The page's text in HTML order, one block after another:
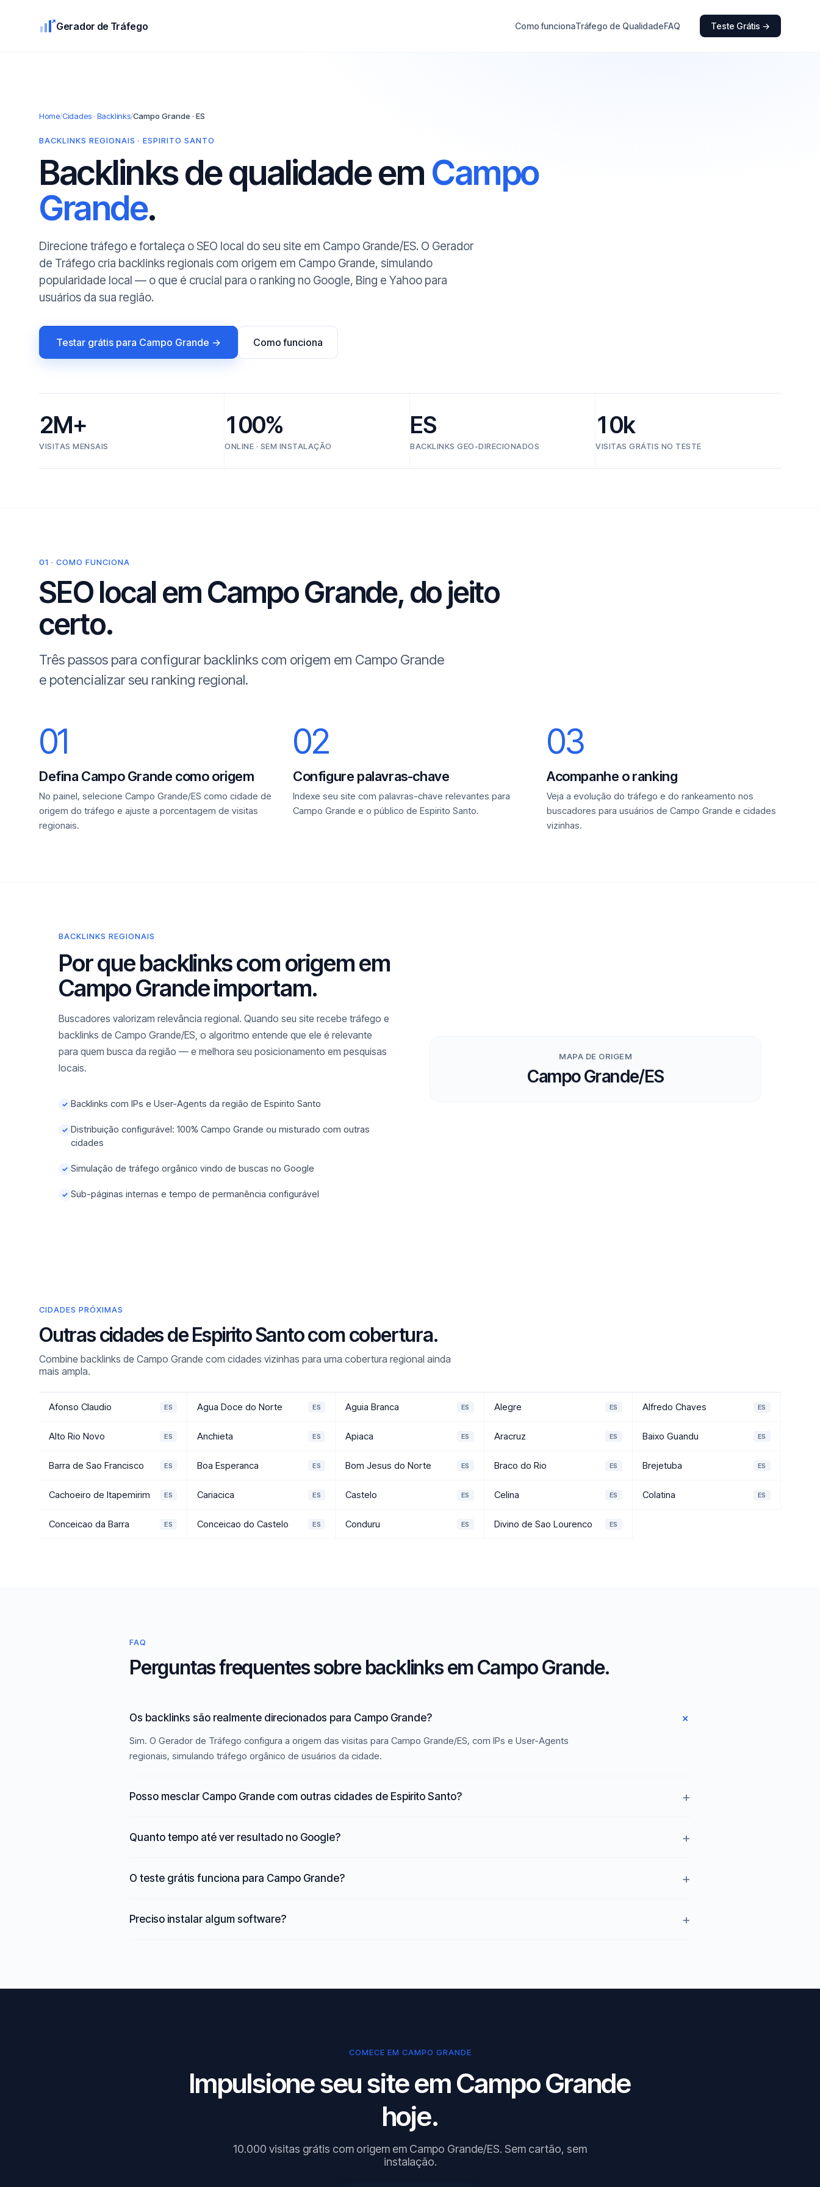
Gerador de Tráfego Como funcionaTráfego de QualidadeFAQ Teste Grátis →
Home/Cidades · Backlinks/Campo Grande · ES
BACKLINKS REGIONAIS · ESPIRITO SANTO
Backlinks de qualidade em Campo
Grande.
Direcione tráfego e fortaleça o SEO local do seu site em Campo Grande/ES. O Gerador
de Tráfego cria backlinks regionais com origem em Campo Grande, simulando
popularidade local — o que é crucial para o ranking no Google, Bing e Yahoo para
usuários da sua região.
Testar grátis para Campo Grande → Como funciona
2M+
VISITAS MENSAIS
100%
ONLINE · SEM INSTALAÇÃO
ES
BACKLINKS GEO-DIRECIONADOS
10k
VISITAS GRÁTIS NO TESTE
01 · COMO FUNCIONA
SEO local em Campo Grande, do jeito
certo.
Três passos para configurar backlinks com origem em Campo Grande
e potencializar seu ranking regional.
01
Defina Campo Grande como origem
No painel, selecione Campo Grande/ES como cidade de
origem do tráfego e ajuste a porcentagem de visitas
regionais.
02
Configure palavras-chave
Indexe seu site com palavras-chave relevantes para
Campo Grande e o público de Espirito Santo.
03
Acompanhe o ranking
Veja a evolução do tráfego e do rankeamento nos
buscadores para usuários de Campo Grande e cidades
vizinhas.
BACKLINKS REGIONAIS
Por que backlinks com origem em
Campo Grande importam.
Buscadores valorizam relevância regional. Quando seu site recebe tráfego e
backlinks de Campo Grande/ES, o algoritmo entende que ele é relevante
para quem busca da região — e melhora seu posicionamento em pesquisas
locais.
✓ Backlinks com IPs e User-Agents da região de Espirito Santo
✓ Distribuição configurável: 100% Campo Grande ou misturado com outras
cidades
✓ Simulação de tráfego orgânico vindo de buscas no Google
✓ Sub-páginas internas e tempo de permanência configurável
MAPA DE ORIGEM
Campo Grande/ES
CIDADES PRÓXIMAS
Outras cidades de Espirito Santo com cobertura.
Combine backlinks de Campo Grande com cidades vizinhas para uma cobertura regional ainda
mais ampla.
Afonso Claudio ES Agua Doce do Norte ES Aguia Branca ES Alegre ES Alfredo Chaves ES
Alto Rio Novo ES Anchieta ES Apiaca ES Aracruz ES Baixo Guandu ES
Barra de Sao Francisco ES Boa Esperanca ES Bom Jesus do Norte ES Braco do Rio ES Brejetuba ES
Cachoeiro de Itapemirim ES Cariacica ES Castelo ES Celina ES Colatina ES
Conceicao da Barra ES Conceicao do Castelo ES Conduru ES Divino de Sao Lourenco ES
FAQ
Perguntas frequentes sobre backlinks em Campo Grande.
Os backlinks são realmente direcionados para Campo Grande?
Sim. O Gerador de Tráfego configura a origem das visitas para Campo Grande/ES, com IPs e User-Agents
regionais, simulando tráfego orgânico de usuários da cidade.
Posso mesclar Campo Grande com outras cidades de Espirito Santo?
Quanto tempo até ver resultado no Google?
O teste grátis funciona para Campo Grande?
Preciso instalar algum software?
COMECE EM CAMPO GRANDE
Impulsione seu site em Campo Grande
hoje.
10.000 visitas grátis com origem em Campo Grande/ES. Sem cartão, sem
instalação.